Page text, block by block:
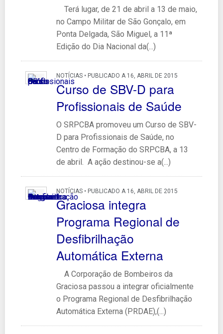
Terá lugar, de 21 de abril a 13 de maio,
no Campo Militar de São Gonçalo, em
Ponta Delgada, São Miguel, a 11ª
Edição do Dia Nacional da(...)
NOTÍCIAS • PUBLICADO A 16, ABRIL DE 2015
Curso de SBV-D para
Profissionais de Saúde
O SRPCBA promoveu um Curso de SBV-
D para Profissionais de Saúde, no
Centro de Formação do SRPCBA, a 13
de abril. A ação destinou-se a(...)
NOTÍCIAS • PUBLICADO A 16, ABRIL DE 2015
Graciosa integra
Programa Regional de
Desfibrilhação
Automática Externa
A Corporação de Bombeiros da
Graciosa passou a integrar oficialmente
o Programa Regional de Desfibrilhação
Automática Externa (PRDAE),(...)